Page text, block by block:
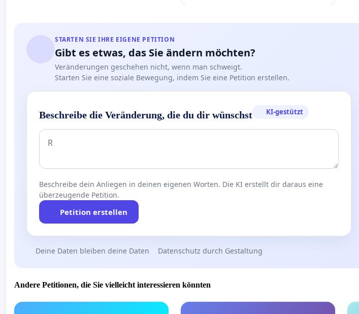
STARTEN SIE IHRE EIGENE PETITION
Gibt es etwas, das Sie ändern möchten?
Veränderungen geschehen nicht, wenn man schweigt.
Starten Sie eine soziale Bewegung, indem Sie eine Petition erstellen.
Beschreibe die Veränderung, die du dir wünschst KI-gestützt
Beschreibe dein Anliegen in deinen eigenen Worten. Die KI erstellt dir daraus eine
überzeugende Petition.
Petition erstellen
Deine Daten bleiben deine Daten Datenschutz durch Gestaltung
Andere Petitionen, die Sie vielleicht interessieren könnten